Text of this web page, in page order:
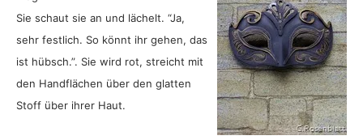
Sie schaut sie an und lächelt. “Ja,
sehr festlich. So könnt ihr gehen, das
ist hübsch.”. Sie wird rot, streicht mit
den Handflächen über den glatten
Stoff über ihrer Haut.